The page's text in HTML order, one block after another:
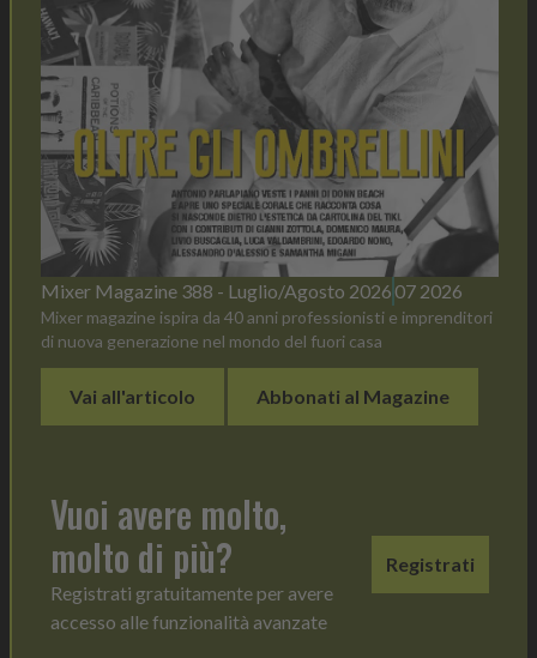
Mixer Magazine 388 - Luglio/Agosto 2026 07 2026
Mixer magazine ispira da 40 anni professionisti e imprenditori
di nuova generazione nel mondo del fuori casa
Vai all'articolo Abbonati al Magazine
Vuoi avere molto,
molto di più?
Registrati gratuitamente per avere
accesso alle funzionalità avanzate
Registrati